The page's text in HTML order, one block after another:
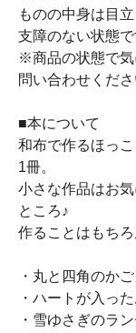
ものの中身は目
支障のない状態で
※商品の状態で気
問い合わせくださ
■本について
和布で作るほっ
1冊。
小さな作品はお
ところ♪
作ることはもち
・丸と四角のか
・ハートが入っ
・雪ゆさぎのラ